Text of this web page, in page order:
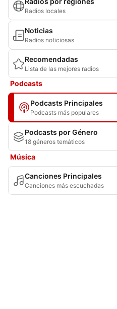
Radios locales
Noticias
Radios noticiosas
Recomendadas
Lista de las mejores radios
Podcasts
Podcasts Principales
Podcasts más populares
Podcasts por Género
18 géneros temáticos
Música
Canciones Principales
Canciones más escuchadas